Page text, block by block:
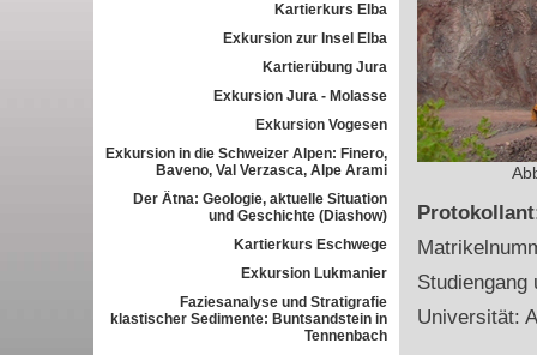
Kartierkurs Elba
Exkursion zur Insel Elba
Kartierübung Jura
Exkursion Jura - Molasse
Exkursion Vogesen
Exkursion in die Schweizer Alpen: Finero,
Baveno, Val Verzasca, Alpe Arami
Der Ätna: Geologie, aktuelle Situation
und Geschichte (Diashow)
Kartierkurs Eschwege
Exkursion Lukmanier
Faziesanalyse und Stratigrafie
klastischer Sedimente: Buntsandstein in
Tennenbach
Universität: